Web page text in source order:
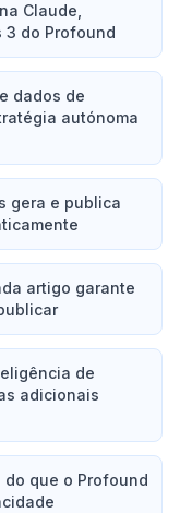
Claude,
3 do Profound
dados de
autónoma
gera e publica
artigo garante
de
adicionais
que o Profound